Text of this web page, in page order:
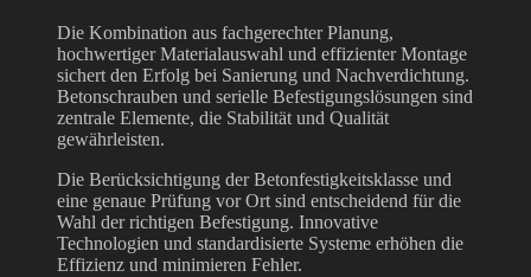
Die Kombination aus fachgerechter Planung,
hochwertiger Materialauswahl und effizienter Montage
sichert den Erfolg bei Sanierung und Nachverdichtung.
Betonschrauben und serielle Befestigungslösungen sind
zentrale Elemente, die Stabilität und Qualität
gewährleisten.
Die Berücksichtigung der Betonfestigkeitsklasse und
eine genaue Prüfung vor Ort sind entscheidend für die
Wahl der richtigen Befestigung. Innovative
Technologien und standardisierte Systeme erhöhen die
Effizienz und minimieren Fehler.